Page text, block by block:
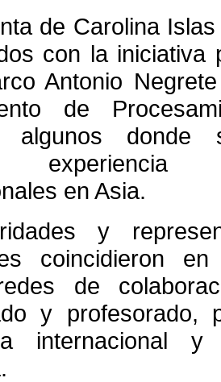
de Carolina
con la iniciativa
Antonio
de
algunos donde
experiencia
en Asia.
y
coincidieron
de
y profesorado,
internacional y